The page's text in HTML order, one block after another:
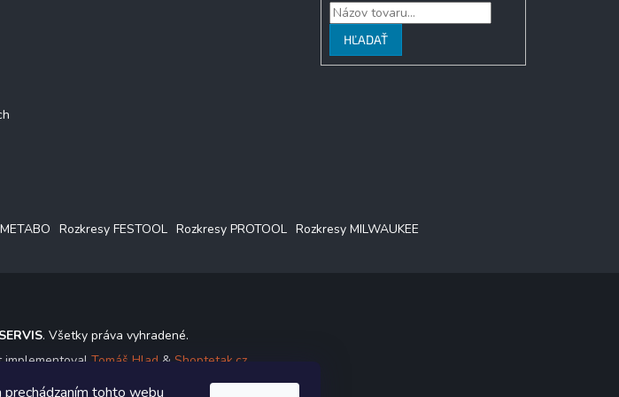
tohto webu
HĽADAŤ
Rozkresy FESTOOL Rozkresy PROTOOL Rozkresy MILWAUKEE
. Všetky práva vyhradené.
Tomáš Hlad & Shoptetak.cz.